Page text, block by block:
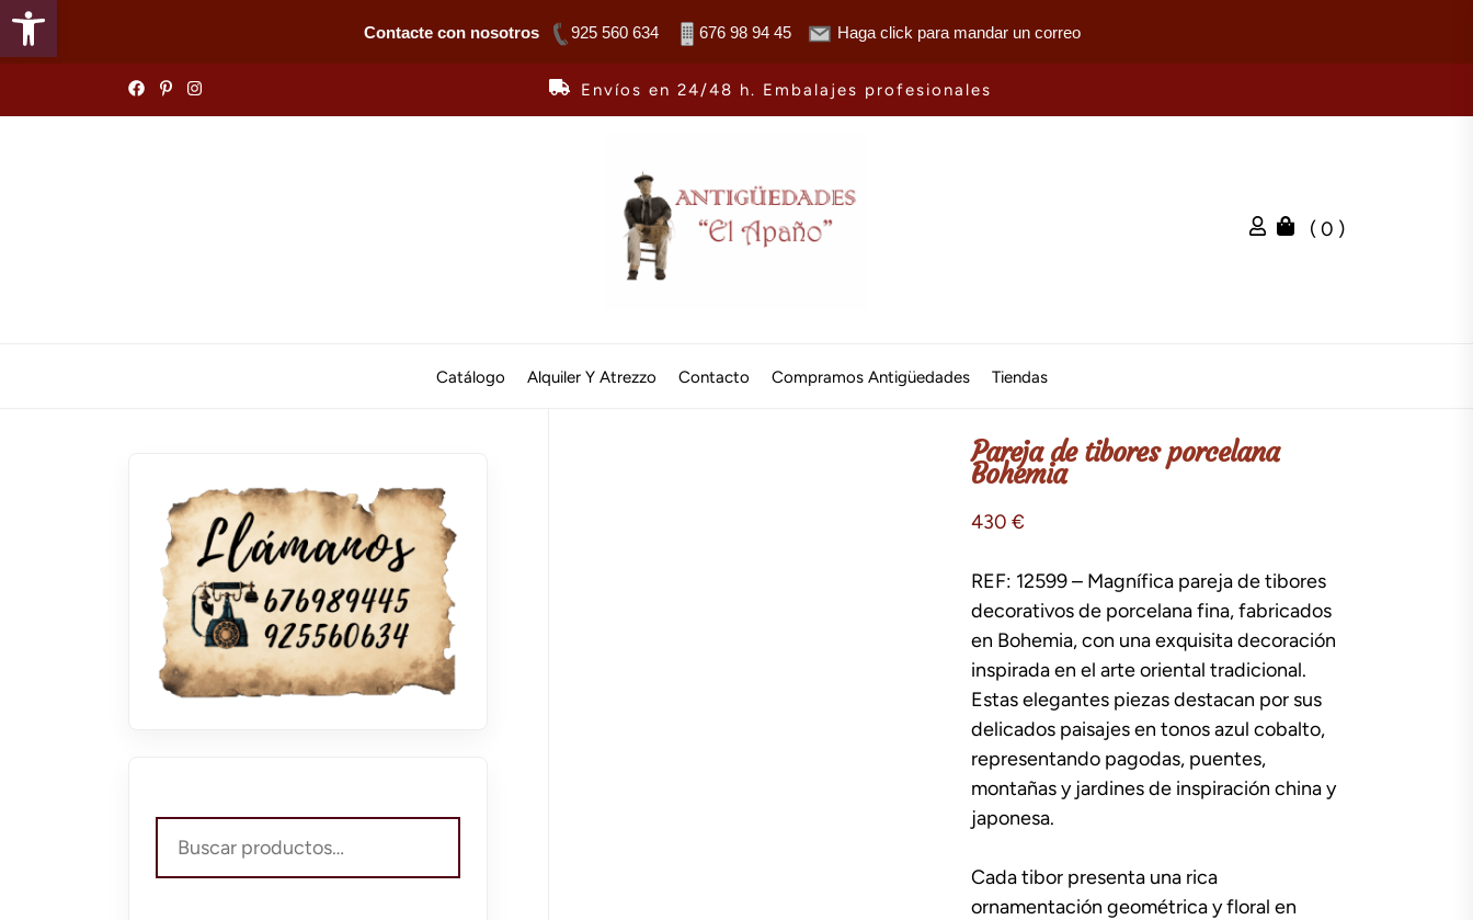
Abrir barra de herramientas
Contacte con nosotros 925 560 634 676 98 94 45 Haga click para mandar un correo
Envíos en 24/48 h. Embalajes profesionales
El
( 0 )
Catálogo Alquiler Y Atrezzo Contacto Compramos Antigüedades Tiendas
Pareja de tibores porcelana
Bohemia
430 €
REF: 12599 – Magnífica pareja de tibores
decorativos de porcelana fina, fabricados
en Bohemia, con una exquisita decoración
inspirada en el arte oriental tradicional.
Estas elegantes piezas destacan por sus
delicados paisajes en tonos azul cobalto,
representando pagodas, puentes,
montañas y jardines de inspiración china y
japonesa.
Cada tibor presenta una rica
ornamentación geométrica y floral en
por: